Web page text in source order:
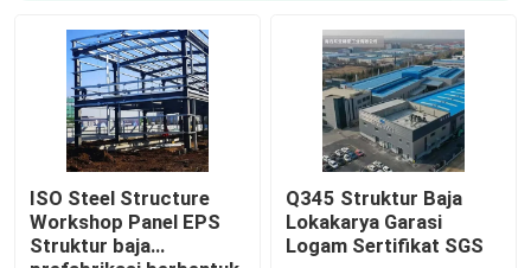
ISO Steel Structure
Workshop Panel EPS
Struktur baja
Q345 Struktur Baja
Lokakarya Garasi
Logam Sertifikat SGS